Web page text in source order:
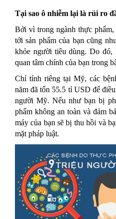
Tại sao ô nhiễm lại là rủi ro
Bởi vì trong ngành thực
tới sản phẩm của bạn cũng
khỏe người tiêu dùng. Do
quan tâm chính của bạn trong
Chỉ tính riêng tại Mỹ, các
năm đã tốn 55.5 tỉ USD để
người Mỹ. Nếu như bạn bị
phẩm không an toàn và đảm
máy của bạn sẽ bị thu hồi và
mặt pháp luật.